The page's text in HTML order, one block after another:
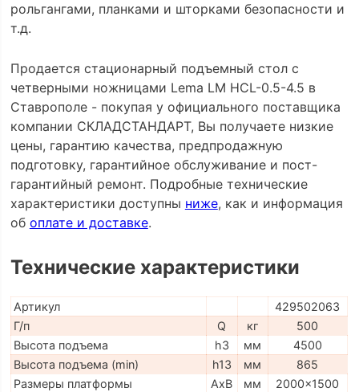
рольгангами, планками и шторками безопасности и
т.д.
Продается стационарный подъемный стол с
четверными ножницами Lema LM HCL-0.5-4.5 в
Ставрополе - покупая у официального поставщика
компании СКЛАДСТАНДАРТ, Вы получаете низкие
цены, гарантию качества, предпродажную
подготовку, гарантийное обслуживание и пост-
гарантийный ремонт. Подробные технические
характеристики доступны ниже, как и информация
об оплате и доставке.
Технические характеристики
Артикул
429502063
Г/п
Q кг
500
Высота подъема
h3 мм
4500
Высота подъема (min)
h13 мм
865
Размеры платформы
AxB мм
2000x1500